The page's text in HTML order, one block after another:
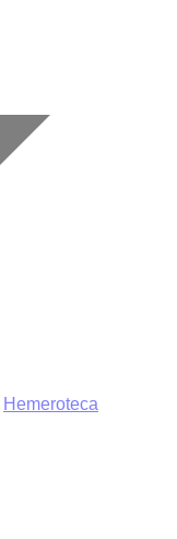
Hemeroteca